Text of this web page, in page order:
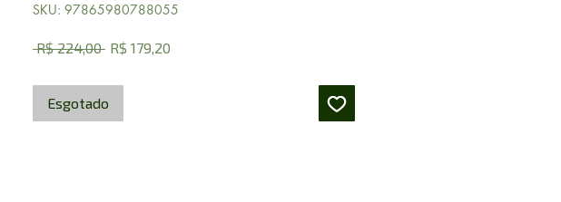
SKU: 97865980788055
R$ 224,00 Preço
R$ 179,20
Esgotado